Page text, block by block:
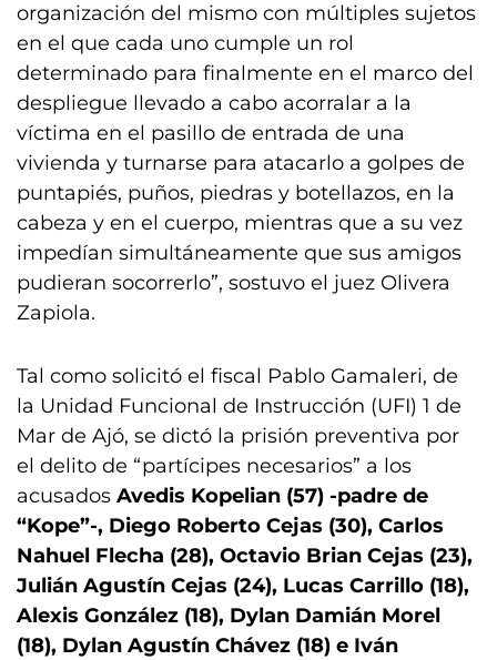
organización del mismo con múltiples sujetos
en el que cada uno cumple un rol
determinado para finalmente en el marco del
despliegue llevado a cabo acorralar a la
víctima en el pasillo de entrada de una
vivienda y turnarse para atacarlo a golpes de
puntapiés, puños, piedras y botellazos, en la
cabeza y en el cuerpo, mientras que a su vez
impedían simultáneamente que sus amigos
pudieran socorrerlo”, sostuvo el juez Olivera
Zapiola.
Tal como solicitó el fiscal Pablo Gamaleri, de
la Unidad Funcional de Instrucción (UFI) 1 de
Mar de Ajó, se dictó la prisión preventiva por
el delito de “partícipes necesarios” a los
acusados Avedis Kopelian (57) -padre de
“Kope”-, Diego Roberto Cejas (30), Carlos
Nahuel Flecha (28), Octavio Brian Cejas (23),
Julián Agustín Cejas (24), Lucas Carrillo (18),
Alexis González (18), Dylan Damián Morel
(18), Dylan Agustín Chávez (18) e Iván